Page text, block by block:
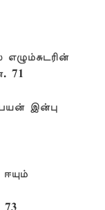
எழும்சுடரின்
71
இன்பு